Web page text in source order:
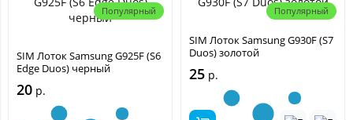
Популярный
SIM Лоток Samsung G925F (S6
Edge Duos) черный
20 р.
Популярный
SIM Лоток Samsung G930F (S7
Duos) золотой
25 р.